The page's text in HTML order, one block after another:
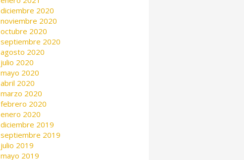
diciembre 2020
noviembre 2020
octubre 2020
septiembre 2020
agosto 2020
julio 2020
mayo 2020
abril 2020
marzo 2020
febrero 2020
enero 2020
diciembre 2019
septiembre 2019
julio 2019
mayo 2019